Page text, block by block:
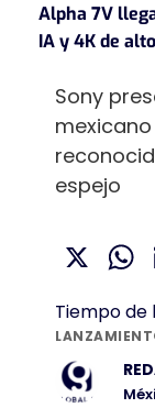
Alpha 7V
IA y 4K de
X
Tiempo de
Sony
espejo